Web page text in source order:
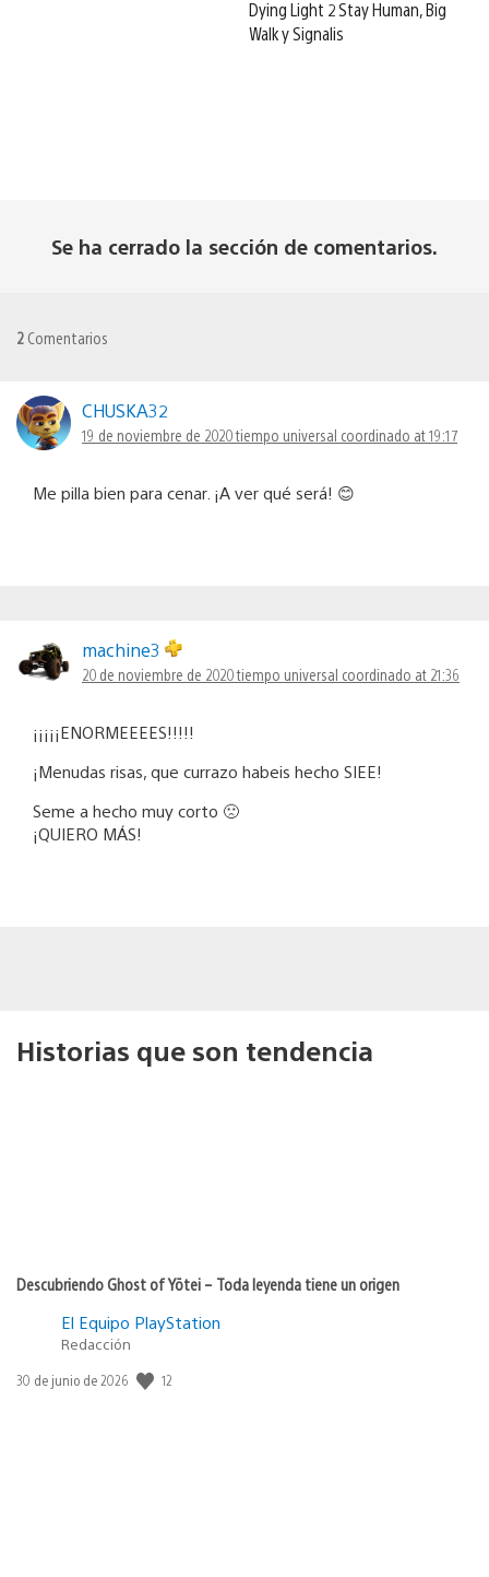
Dying Light 2 Stay Human, Big
Walk y Signalis
Se ha cerrado la sección de comentarios.
2 Comentarios
CHUSKA32
19 de noviembre de 2020 tiempo universal coordinado at 19:17
Me pilla bien para cenar. ¡A ver qué será! 😊
machine3
20 de noviembre de 2020 tiempo universal coordinado at 21:36
¡¡¡¡¡ENORMEEEES!!!!!
¡Menudas risas, que currazo habeis hecho SIEE!
Seme a hecho muy corto 🙁
¡QUIERO MÁS!
Historias que son tendencia
Descubriendo Ghost of Yōtei – Toda leyenda tiene un origen
El Equipo PlayStation
Redacción
Fecha
30 de junio de 2026 12